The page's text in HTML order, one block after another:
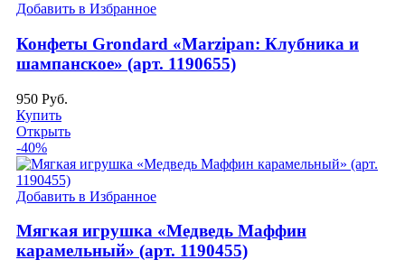
Добавить в Избранное
Конфеты Grondard «Marzipan: Клубника и
шампанское» (арт. 1190655)
950 Руб.
Купить
Открыть
-40%
Добавить в Избранное
Мягкая игрушка «Медведь Маффин
карамельный» (арт. 1190455)